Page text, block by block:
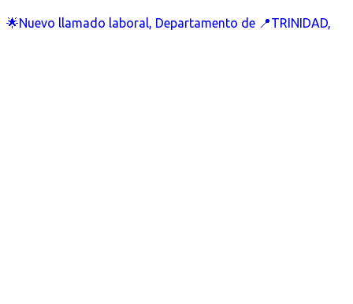
🌟Nuevo llamado laboral, Departamento de 📍TRINIDAD,